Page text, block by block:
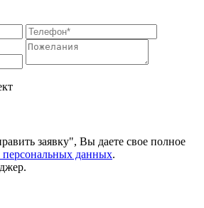
заявку", Вы даете свое полное
персональных данных.